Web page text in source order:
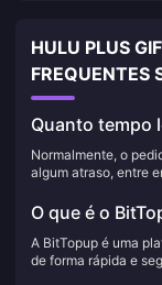
HULU PLUS
FREQUENTES
Quanto tempo
Normalmente, o
algum atraso, entre
O que é o
A BitTopup é uma
de forma rápida e